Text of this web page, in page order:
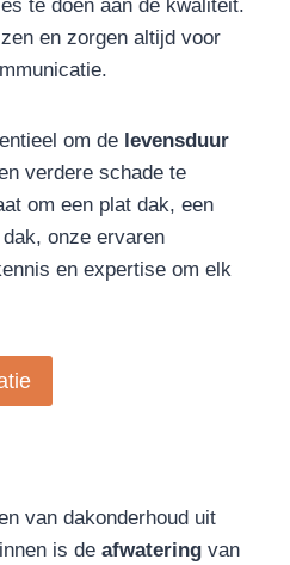
te doen aan de kwaliteit.
en zorgen altijd voor
om de levensduur
verdere schade te
om een plat dak, een
onze ervaren
en expertise om elk
van dakonderhoud uit
is de afwatering van